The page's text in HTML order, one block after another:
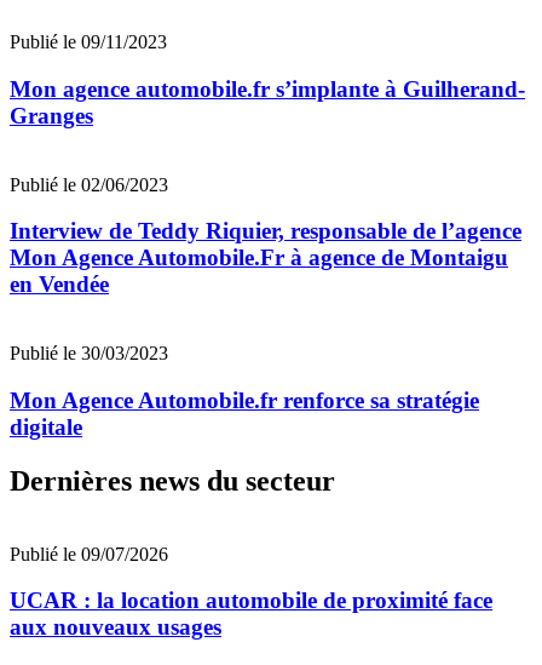
Publié le 09/11/2023
Mon agence automobile.fr s’implante à Guilherand-
Granges
Publié le 02/06/2023
Interview de Teddy Riquier, responsable de l’agence
Mon Agence Automobile.Fr à agence de Montaigu
en Vendée
Publié le 30/03/2023
Mon Agence Automobile.fr renforce sa stratégie
digitale
Dernières news du secteur
Publié le 09/07/2026
UCAR : la location automobile de proximité face
aux nouveaux usages